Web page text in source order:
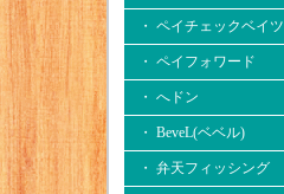
・ ペイチェックベイツ
・ ペイフォワード
・ へドン
・ BeveL(ベベル)
・ 弁天フィッシング